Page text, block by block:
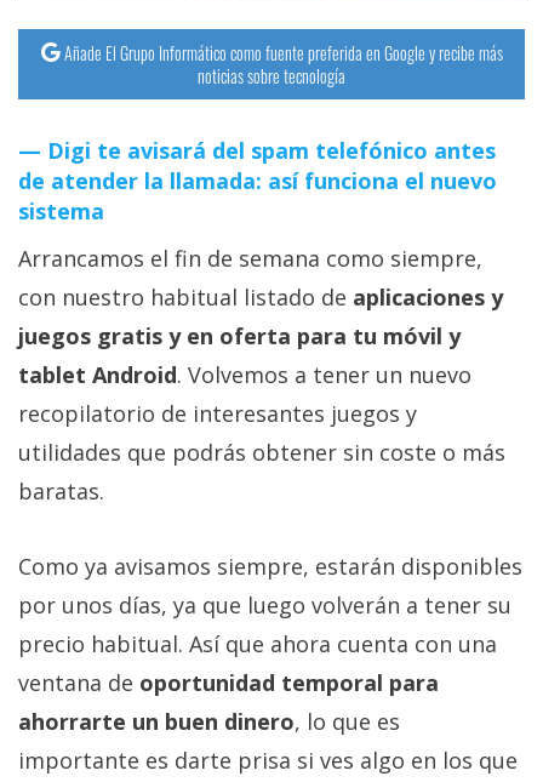
Añade El Grupo Informático como fuente preferida en Google y recibe más
noticias sobre tecnología
Digi te avisará del spam telefónico antes
de atender la llamada: así funciona el nuevo
sistema
Arrancamos el fin de semana como siempre,
con nuestro habitual listado de aplicaciones y
juegos gratis y en oferta para tu móvil y
tablet Android. Volvemos a tener un nuevo
recopilatorio de interesantes juegos y
utilidades que podrás obtener sin coste o más
baratas.
Como ya avisamos siempre, estarán disponibles
por unos días, ya que luego volverán a tener su
precio habitual. Así que ahora cuenta con una
ventana de oportunidad temporal para
ahorrarte un buen dinero, lo que es
importante es darte prisa si ves algo en los que